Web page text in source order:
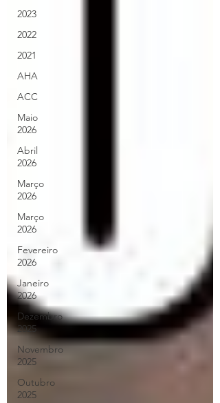
2023
2022
2021
AHA
ACC
Maio
2026
Abril
2026
Março
2026
Março
2026
Fevereiro
2026
Janeiro
2026
Dezembro
2025
Novembro
2025
Outubro
2025